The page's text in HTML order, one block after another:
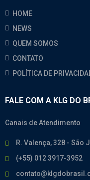
HOME
NEWS
QUEM SOMOS
CONTATO
POLÍTICA DE
FALE COM A KLG DO
Canais de Atendimento
R. Valença, 328 - São
(+55) 012 3917-3952